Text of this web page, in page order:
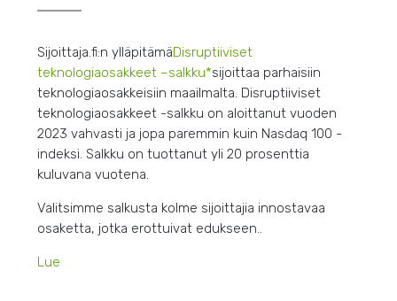
Sijoittaja.fi:n ylläpitämäDisruptiiviset
teknologiaosakkeet –salkku*sijoittaa parhaisiin
teknologiaosakkeisiin maailmalta. Disruptiiviset
teknologiaosakkeet -salkku on aloittanut vuoden
2023 vahvasti ja jopa paremmin kuin Nasdaq 100 -
indeksi. Salkku on tuottanut yli 20 prosenttia
kuluvana vuotena.
Valitsimme salkusta kolme sijoittajia innostavaa
osaketta, jotka erottuivat edukseen..
Lue